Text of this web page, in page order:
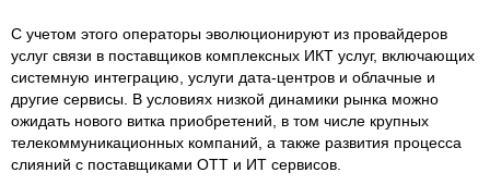
С учетом этого операторы эволюционируют из провайдеров
услуг связи в поставщиков комплексных ИКТ услуг, включающих
системную интеграцию, услуги дата-центров и облачные и
другие сервисы. В условиях низкой динамики рынка можно
ожидать нового витка приобретений, в том числе крупных
телекоммуникационных компаний, а также развития процесса
слияний с поставщиками ОТТ и ИТ сервисов.